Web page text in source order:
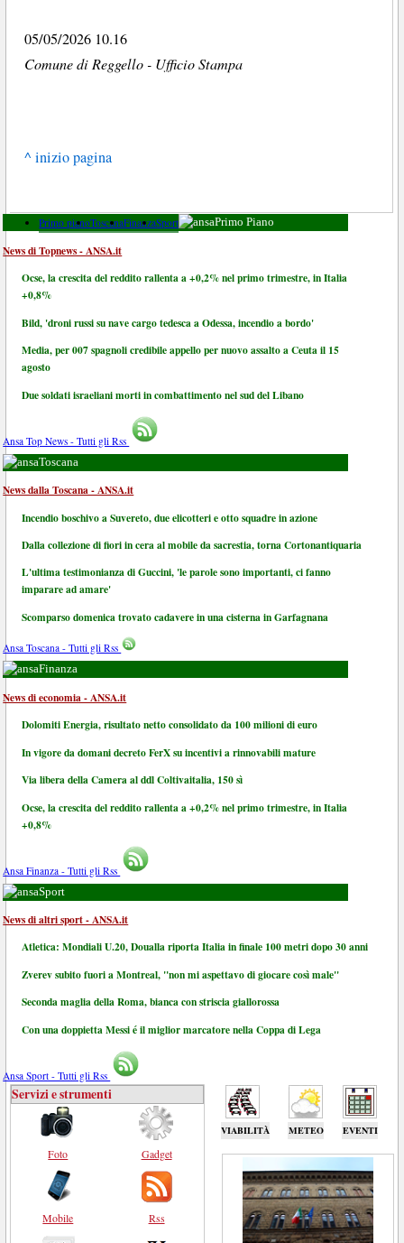
05/05/2026 10.16
Comune di Reggello - Ufficio Stampa
^ inizio pagina
Primo pianoToscanaFinanzaSport Primo Piano
News di Topnews - ANSA.it
Ocse, la crescita del reddito rallenta a +0,2% nel primo trimestre, in Italia
+0,8%
Bild, 'droni russi su nave cargo tedesca a Odessa, incendio a bordo'
Media, per 007 spagnoli credibile appello per nuovo assalto a Ceuta il 15
agosto
Due soldati israeliani morti in combattimento nel sud del Libano
Ansa Top News - Tutti gli Rss
Toscana
News dalla Toscana - ANSA.it
Incendio boschivo a Suvereto, due elicotteri e otto squadre in azione
Dalla collezione di fiori in cera al mobile da sacrestia, torna Cortonantiquaria
L'ultima testimonianza di Guccini, 'le parole sono importanti, ci fanno
imparare ad amare'
Scomparso domenica trovato cadavere in una cisterna in Garfagnana
Ansa Toscana - Tutti gli Rss
Finanza
News di economia - ANSA.it
Dolomiti Energia, risultato netto consolidato da 100 milioni di euro
In vigore da domani decreto FerX su incentivi a rinnovabili mature
Via libera della Camera al ddl Coltivaitalia, 150 sì
Ocse, la crescita del reddito rallenta a +0,2% nel primo trimestre, in Italia
+0,8%
Ansa Finanza - Tutti gli Rss
Sport
News di altri sport - ANSA.it
Atletica: Mondiali U.20, Doualla riporta Italia in finale 100 metri dopo 30 anni
Zverev subito fuori a Montreal, "non mi aspettavo di giocare così male"
Seconda maglia della Roma, bianca con striscia giallorossa
Con una doppietta Messi é il miglior marcatore nella Coppa di Lega
Ansa Sport - Tutti gli Rss
VIABILITÀ METEO EVENTI
Servizi e strumenti
Foto
Mobile
Gadget
Rss